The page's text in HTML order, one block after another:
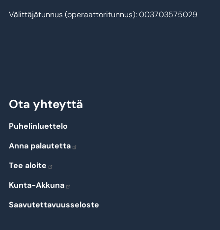
Välittäjätunnus (operaattoritunnus): 003703575029
Ota yhteyttä
Puhelinluettelo
Anna palautetta
Tee aloite
Kunta-Akkuna
Saavutettavuusseloste